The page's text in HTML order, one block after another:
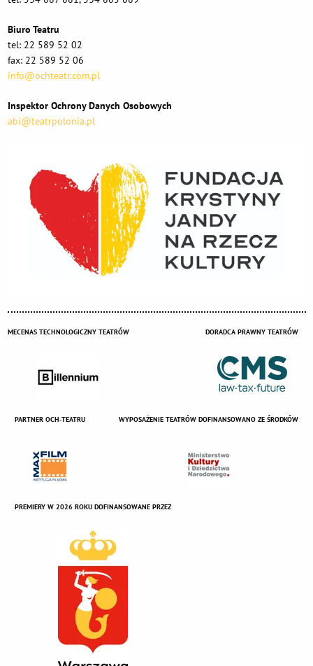
Biuro Teatru
tel: 22 589 52 02
fax: 22 589 52 06
info@ochteatr.com.pl
Inspektor Ochrony Danych Osobowych
abi@teatrpolonia.pl
MECENAS TECHNOLOGICZNY TEATRÓW DORADCA PRAWNY TEATRÓW
PARTNER OCH-TEATRU WYPOSAŻENIE TEATRÓW DOFINANSOWANO ZE ŚRODKÓW
PREMIERY W 2026 ROKU DOFINANSOWANE PRZEZ